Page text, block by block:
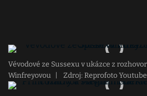
Vévodové ze Sussexu v ukázce z
Winfreyovou
Zdroj: Reprofoto Youtube